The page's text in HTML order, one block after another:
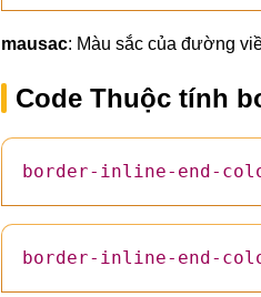
mausac: Màu sắc của đường
Code Thuộc tính
border-inline-end-
border-inline-end-